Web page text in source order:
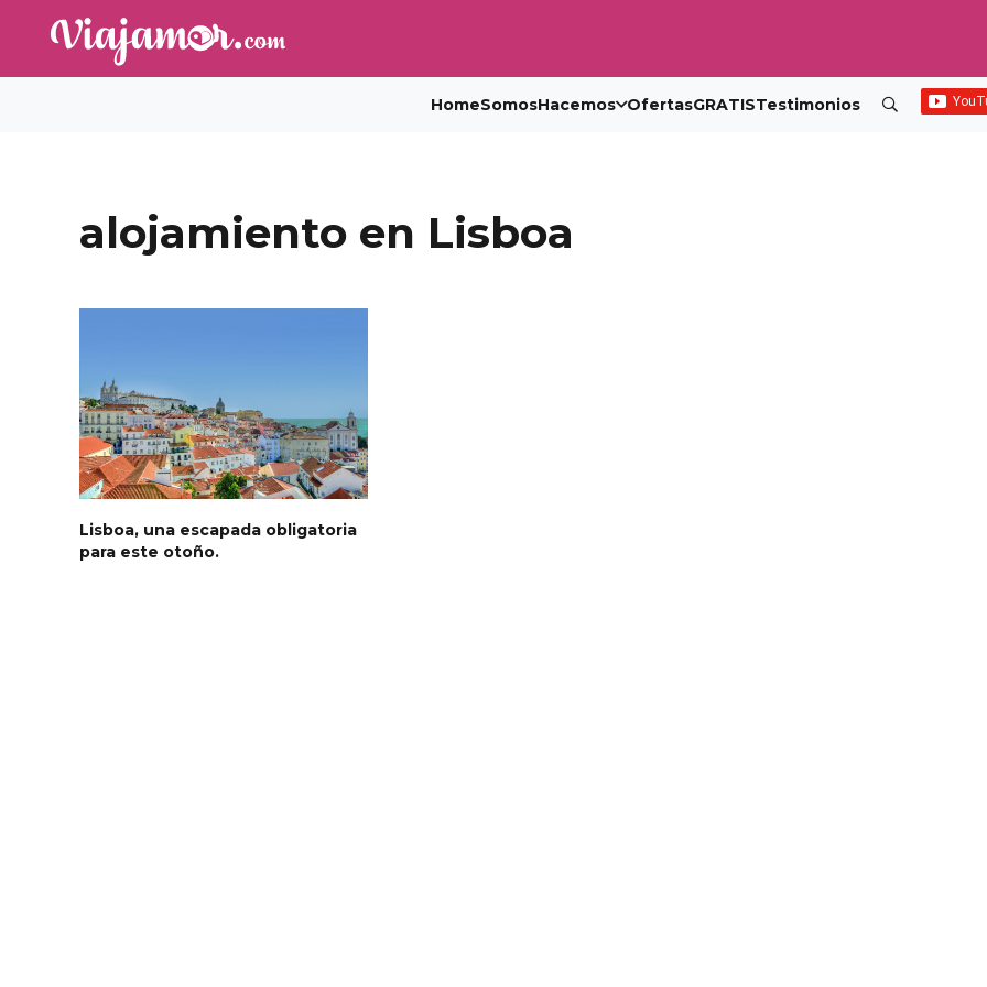
HomeSomosHacemos OfertasGRATISTestimonios
alojamiento en Lisboa
Lisboa, una escapada obligatoria
para este otoño.